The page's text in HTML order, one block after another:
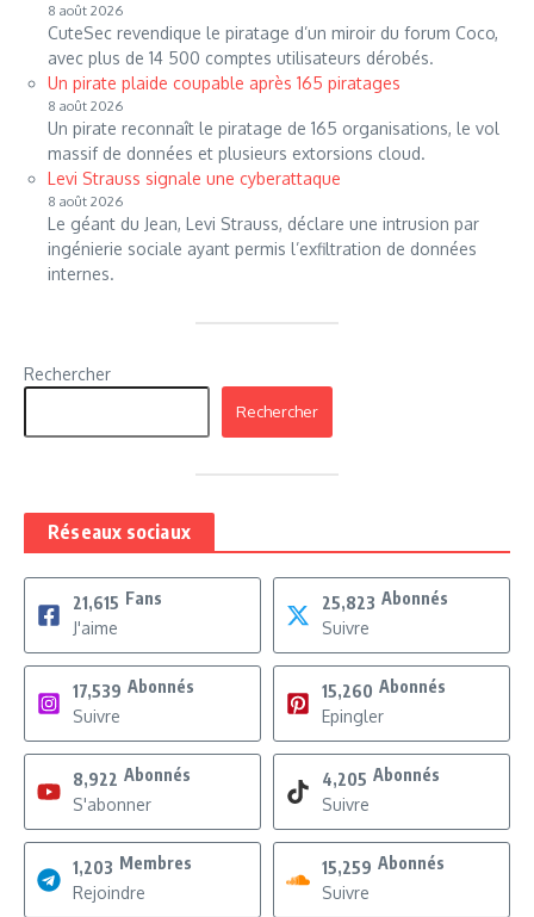
8 août 2026
CuteSec revendique le piratage d’un miroir du forum Coco,
avec plus de 14 500 comptes utilisateurs dérobés.
Un pirate plaide coupable après 165 piratages
8 août 2026
Un pirate reconnaît le piratage de 165 organisations, le vol
massif de données et plusieurs extorsions cloud.
Levi Strauss signale une cyberattaque
8 août 2026
Le géant du Jean, Levi Strauss, déclare une intrusion par
ingénierie sociale ayant permis l’exfiltration de données
internes.
Rechercher
Rechercher
Réseaux sociaux
21,615 Fans
J'aime
25,823 Abonnés
Suivre
17,539 Abonnés
Suivre
15,260 Abonnés
Epingler
8,922 Abonnés
S'abonner
4,205 Abonnés
Suivre
1,203 Membres
Rejoindre
15,259 Abonnés
Suivre